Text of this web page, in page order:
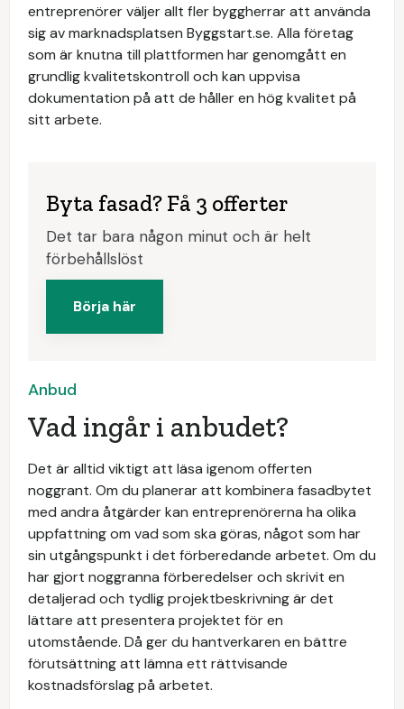
entreprenörer väljer allt fler byggherrar att använda
sig av marknadsplatsen Byggstart.se. Alla företag
som är knutna till plattformen har genomgått en
grundlig kvalitetskontroll och kan uppvisa
dokumentation på att de håller en hög kvalitet på
sitt arbete.
Byta fasad? Få 3 offerter
Det tar bara någon minut och är helt
förbehållslöst
Börja här
Anbud
Vad ingår i anbudet?
Det är alltid viktigt att läsa igenom offerten
noggrant. Om du planerar att kombinera fasadbytet
med andra åtgärder kan entreprenörerna ha olika
uppfattning om vad som ska göras, något som har
sin utgångspunkt i det förberedande arbetet. Om du
har gjort noggranna förberedelser och skrivit en
detaljerad och tydlig projektbeskrivning är det
lättare att presentera projektet för en
utomstående. Då ger du hantverkaren en bättre
förutsättning att lämna ett rättvisande
kostnadsförslag på arbetet.